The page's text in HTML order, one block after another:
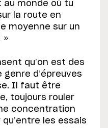
au monde où tu
la route en
moyenne sur un
»
qu’on est des
d’épreuves
Il faut être
toujours rouler
concentration
les essais